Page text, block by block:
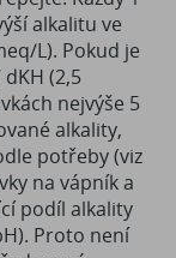
alkalitu ve
L). Pokud je
(2,5
nejvýše 5
alkality,
potřeby (viz
na vápník a
podíl alkality
Proto není